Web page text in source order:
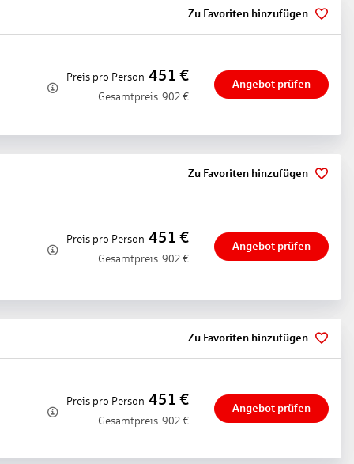
gegen Gebühr, Fremdanbieter, Snowboard: gegen Gebühr,
ohne Gebühr
Peeling, Modellagen, Gesichtsbehandlung, Maniküre,
Zu Favoriten hinzufügen
Preis pro Person 451 €
Gesamtpreis 902 €
Angebot prüfen
Zu Favoriten hinzufügen
Preis pro Person 451 €
Gesamtpreis 902 €
Angebot prüfen
Zu Favoriten hinzufügen
Preis pro Person 451 €
Gesamtpreis 902 €
Angebot prüfen